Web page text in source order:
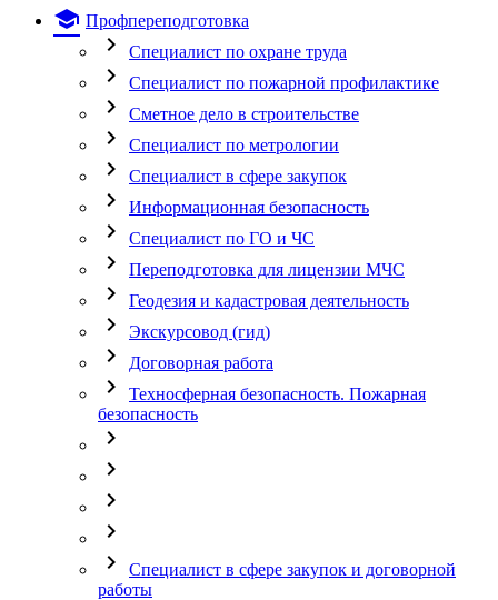
school Профпереподготовка
chevron_right Специалист по охране труда
chevron_right Специалист по пожарной профилактике
chevron_right Сметное дело в строительстве
chevron_right Специалист по метрологии
chevron_right Специалист в сфере закупок
chevron_right Информационная безопасность
chevron_right Специалист по ГО и ЧС
chevron_right Переподготовка для лицензии МЧС
chevron_right Геодезия и кадастровая деятельность
chevron_right Экскурсовод (гид)
chevron_right Договорная работа
chevron_right
Техносферная безопасность. Пожарная
безопасность
chevron_right
chevron_right
chevron_right
chevron_right
chevron_right
Специалист в сфере закупок и договорной
работы